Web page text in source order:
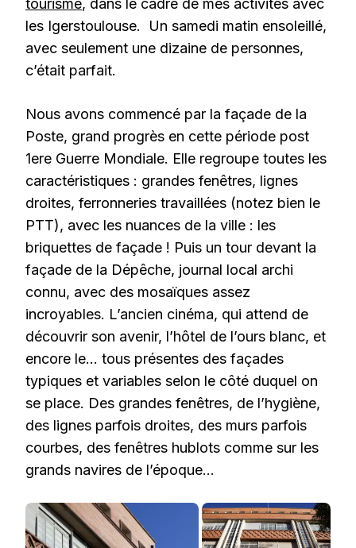
tourisme, dans le cadre de mes activités avec
les Igerstoulouse. Un samedi matin ensoleillé,
avec seulement une dizaine de personnes,
c’était parfait.
Nous avons commencé par la façade de la
Poste, grand progrès en cette période post
1ere Guerre Mondiale. Elle regroupe toutes les
caractéristiques : grandes fenêtres, lignes
droites, ferronneries travaillées (notez bien le
PTT), avec les nuances de la ville : les
briquettes de façade ! Puis un tour devant la
façade de la Dépêche, journal local archi
connu, avec des mosaïques assez
incroyables. L’ancien cinéma, qui attend de
découvrir son avenir, l’hôtel de l’ours blanc, et
encore le… tous présentes des façades
typiques et variables selon le côté duquel on
se place. Des grandes fenêtres, de l’hygiène,
des lignes parfois droites, des murs parfois
courbes, des fenêtres hublots comme sur les
grands navires de l’époque…